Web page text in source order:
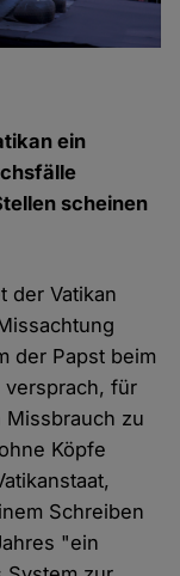
ein
scheinen
der Vatikan
der Papst beim
versprach, für
Missbrauch zu
Köpfe
Schreiben
"ein